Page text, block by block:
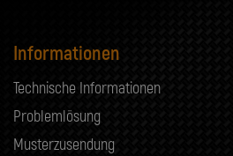
Informationen
Technische Informationen
Problemlösung
Musterzusendung